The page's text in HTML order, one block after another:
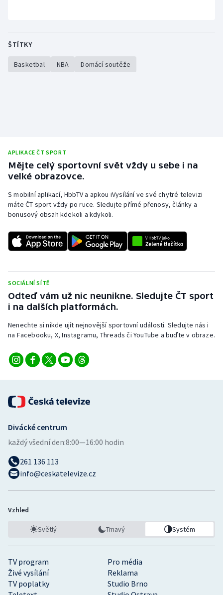
ŠTÍTKY
Basketbal NBA Domácí soutěže
APLIKACE ČT SPORT
Mějte celý sportovní svět vždy u sebe i na
velké obrazovce.
S mobilní aplikací, HbbTV a apkou iVysílání ve své chytré televizi
máte ČT sport vždy po ruce. Sledujte přímé přenosy, články a
bonusový obsah kdekoli a kdykoli.
SOCIÁLNÍ SÍTĚ
Odteď vám už nic neunikne. Sledujte ČT sport
i na dalších platformách.
Nenechte si nikde ujít nejnovější sportovní události. Sledujte nás i
na Facebooku, X, Instagramu, Threads či YouTube a buďte v obraze.
TV program
Pro média
Živé vysílání
Reklama
TV poplatky
Studio Brno
Divácké centrum
každý všední den:8:00—16:00 hodin
261 136 113
info@ceskatelevize.cz
Vzhled
Světlý Tmavý Systém